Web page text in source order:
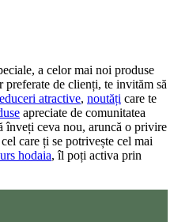
a celor mai noi produse
preferate de clienți, te invităm să
atractive, noutăți care te
apreciate de comunitatea
înveți ceva nou, aruncă o privire
care ți se potrivește cel mai
hodaia, îl poți activa prin